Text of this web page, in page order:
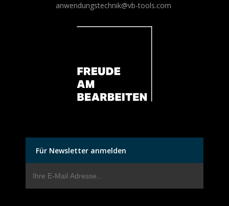
anwendungstechnik@vb-tools.com
Für Newsletter anmelden